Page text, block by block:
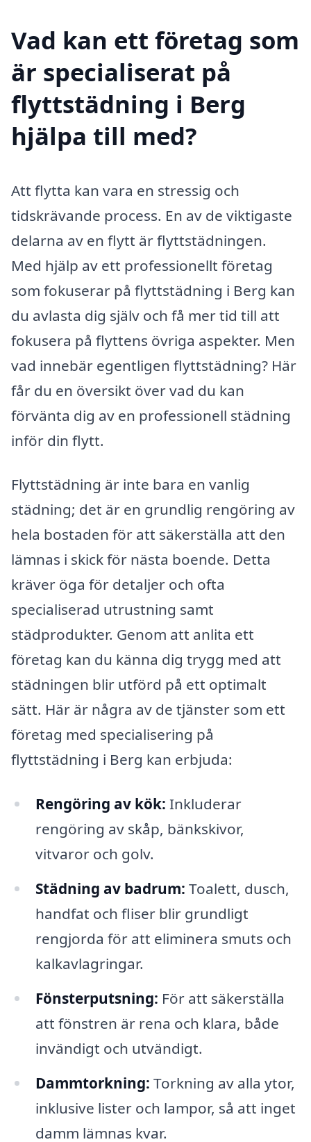
Vad kan ett företag som
är specialiserat på
flyttstädning i Berg
hjälpa till med?
Att flytta kan vara en stressig och
tidskrävande process. En av de viktigaste
delarna av en flytt är flyttstädningen.
Med hjälp av ett professionellt företag
som fokuserar på flyttstädning i Berg kan
du avlasta dig själv och få mer tid till att
fokusera på flyttens övriga aspekter. Men
vad innebär egentligen flyttstädning? Här
får du en översikt över vad du kan
förvänta dig av en professionell städning
inför din flytt.
Flyttstädning är inte bara en vanlig
städning; det är en grundlig rengöring av
hela bostaden för att säkerställa att den
lämnas i skick för nästa boende. Detta
kräver öga för detaljer och ofta
specialiserad utrustning samt
städprodukter. Genom att anlita ett
företag kan du känna dig trygg med att
städningen blir utförd på ett optimalt
sätt. Här är några av de tjänster som ett
företag med specialisering på
flyttstädning i Berg kan erbjuda:
Rengöring av kök: Inkluderar
rengöring av skåp, bänkskivor,
vitvaror och golv.
Städning av badrum: Toalett, dusch,
handfat och fliser blir grundligt
rengjorda för att eliminera smuts och
kalkavlagringar.
Fönsterputsning: För att säkerställa
att fönstren är rena och klara, både
invändigt och utvändigt.
Dammtorkning: Torkning av alla ytor,
inklusive lister och lampor, så att inget
damm lämnas kvar.